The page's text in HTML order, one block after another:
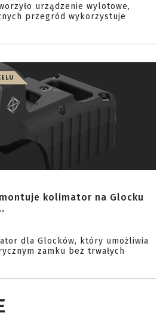
urządzenie wylotowe,
przegród wykorzystuje
kolimator na Glocku
dla Glocków, który umożliwia
zamku bez trwałych